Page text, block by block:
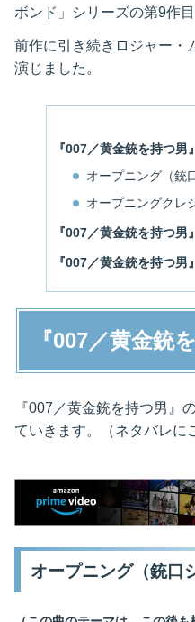
ボンド」シリーズの第9作目
前作に引き続きロジャー・
演じました。
『007／黄金銃を持つ男
オープニング（銃
オープニングクレ
『007／黄金銃を持つ男
『007／黄金銃を持つ
『007／黄金銃
『007／黄金銃を持つ男』
ていきます。（ネタバレに
オープニング（銃口